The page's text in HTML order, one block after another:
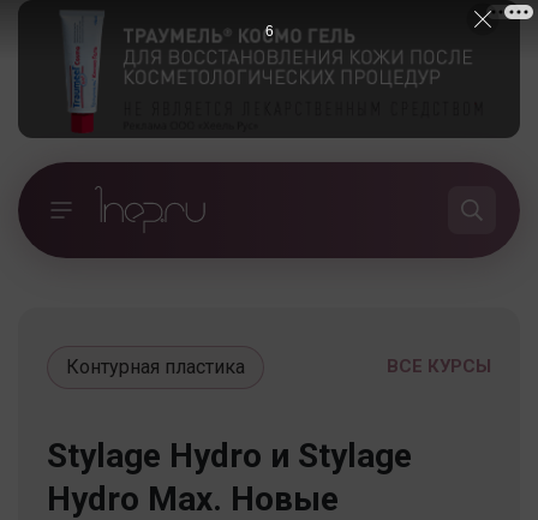
ВСЕ КУРСЫ
Контурная пластика
Stylage Hydro и Stylage
Hydro Max. Новые
5